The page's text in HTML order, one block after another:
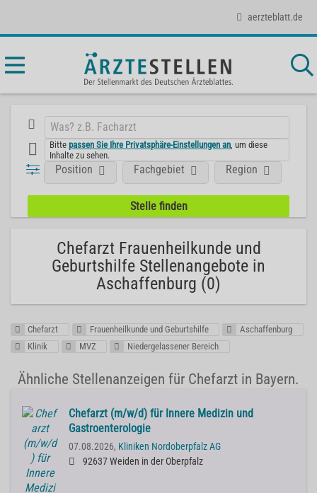
aerzteblatt.de
Bittepassen Sie Ihre Privatsphäre-Einstellungen an , um diese
Inhalte zu sehen.
Position Fachgebiet Region
Chefarzt Frauenheilkunde und
Geburtshilfe Stellenangebote in
Aschaffenburg (0)
Chefarzt Frauenheilkunde und Geburtshilfe
Aschaffenburg
Klinik
MVZ Niedergelassener Bereich
Ähnliche Stellenanzeigen für Chefarzt in Bayern.
Chefarzt (m/w/d) für Innere Medizin und
Gastroenterologie
07.08.2026, Kliniken Nordoberpfalz AG
92637 Weiden in der Oberpfalz